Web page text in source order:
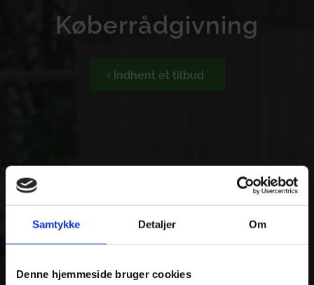
Samtykke Detaljer Om
Denne hjemmeside bruger cookies
Køberrådgivning
Indhent et tilbud